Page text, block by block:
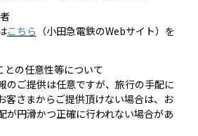
こちら （小田急電鉄のWebサイト）を
の任意性等について
のご提供は任意ですが、旅行の手配に
客さまからご提供頂けない場合は、お
が円滑かつ正確に行われない場合があ